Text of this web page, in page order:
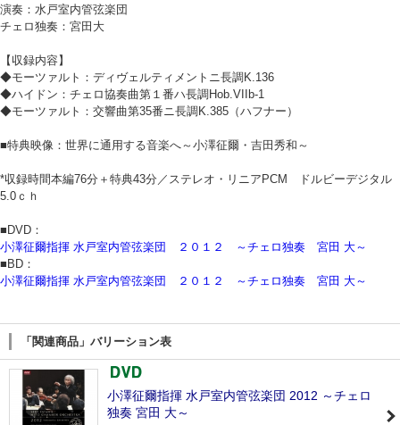
演奏：水戸室内管弦楽団
チェロ独奏：宮田大
【収録内容】
◆モーツァルト：ディヴェルティメントニ長調K.136
◆ハイドン：チェロ協奏曲第１番ハ長調Hob.VIIb-1
◆モーツァルト：交響曲第35番ニ長調K.385（ハフナー）
■特典映像：世界に通用する音楽へ～小澤征爾・吉田秀和～
*収録時間本編76分＋特典43分／ステレオ・リニアPCM ドルビーデジタル
5.0ｃｈ
■DVD：
小澤征爾指揮 水戸室内管弦楽団 ２０１２ ～チェロ独奏 宮田 大～
■BD：
小澤征爾指揮 水戸室内管弦楽団 ２０１２ ～チェロ独奏 宮田 大～
「関連商品」バリーション表
小澤征爾指揮 水戸室内管弦楽団 2012 ～チェロ
独奏 宮田 大～